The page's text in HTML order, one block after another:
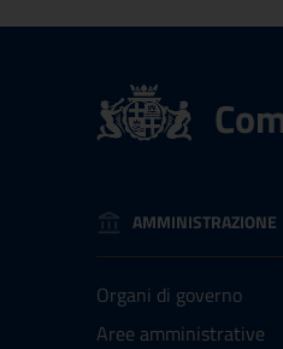
AMMINISTRAZIONE
Organi di governo
Aree amministrative